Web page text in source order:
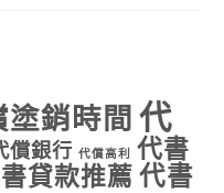
塗銷時間 代
償銀行 代償高利
代書
貸款推薦 代書